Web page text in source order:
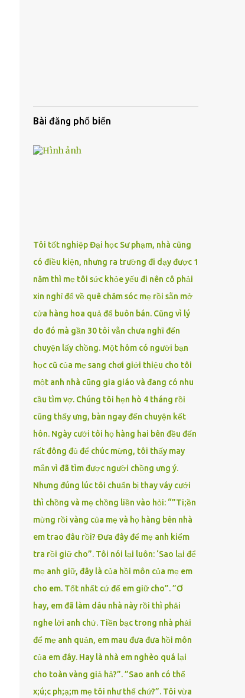
Bài đăng phổ biến
Tôi tốt nghiệp Đại học Sư phạm, nhà cũng
có điều kiện, nhưng ra trường đi dạy được 1
năm thì mẹ tôi sức khỏe yếu đi nên cô phải
xin nghỉ để về quê chăm sóc mẹ rồi sẵn mở
cửa hàng hoa quả để buôn bán. Cũng vì lý
do đó mà gần 30 tôi vẫn chưa nghĩ đến
chuyện lấy chồng. Một hôm có người bạn
học cũ của mẹ sang chơi giới thiệu cho tôi
một anh nhà cũng gia giáo và đang có nhu
cầu tìm vợ. Chúng tôi hẹn hò 4 tháng rồi
cũng thấy ưng, bàn ngay đến chuyện kết
hôn. Ngày cưới tôi họ hàng hai bên đều đến
rất đông đủ để chúc mừng, tôi thấy may
mắn vì đã tìm được người chồng ưng ý.
Nhưng đúng lúc tôi chuẩn bị thay váy cưới
thì chồng và mẹ chồng liền vào hỏi: “”Ti;ền
mừng rồi vàng của mẹ và họ hàng bên nhà
em trao đâu rồi? Đưa đây để mẹ anh kiểm
tra rồi giữ cho”. Tôi nói lại luôn: ‘Sao lại để
mẹ anh giữ, đây là của hồi môn của mẹ em
cho em. Tốt nhất cứ để em giữ cho”. ”Ơ
hay, em đã làm dâu nhà này rồi thì phải
nghe lời anh chứ. Tiền bạc trong nhà phải
để mẹ anh quản, em mau đưa đưa hồi môn
của em đây. Hay là nhà em nghèo quá lại
cho toàn vàng giả hả?”. ”Sao anh có thể
x;ú;c ph;ạ;m mẹ tôi như thế chứ?”. Tôi vừa